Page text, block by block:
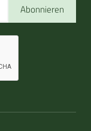
Abonnieren